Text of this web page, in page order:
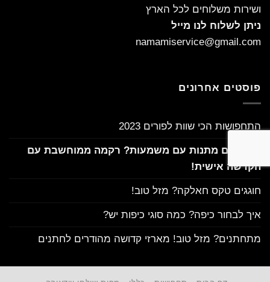
ושירות משלוחים לכל הארץ
ניתן לשלוח לנו מייל
namamiservice@gmail.com
פוסטים אחרונים
התחפושות הכי שוות לפורים 2023
מחפשים מתנות עם משמעות? רקמה ממוחשבת עם
הקדשה אישית!
חוגגים טקס חאלקה? מזל טוב!
איך לבחור כיפה? כמה סוגי כיפות יש?
מתחתנים? מזל טוב! מארזי קדושה מהודרים לחתנים